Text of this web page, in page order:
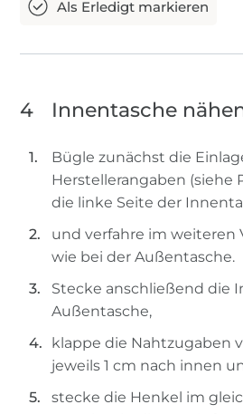
4 Innentasche
Bügle zunächst die
Herstellerangaben (siehe
die linke Seite der
und verfahre im weiteren
wie bei der Außentasche.
Stecke anschließend die
Außentasche,
klappe die Nahtzugaben
jeweils 1 cm nach innen
stecke die Henkel im